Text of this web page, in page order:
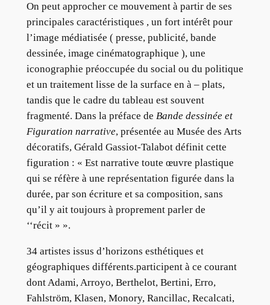
On peut approcher ce mouvement à partir de ses
principales caractéristiques , un fort intérêt pour
l’image médiatisée ( presse, publicité, bande
dessinée, image cinématographique ), une
iconographie préoccupée du social ou du politique
et un traitement lisse de la surface en à – plats,
tandis que le cadre du tableau est souvent
fragmenté. Dans la préface de Bande dessinée et
Figuration narrative, présentée au Musée des Arts
décoratifs, Gérald Gassiot-Talabot définit cette
figuration : « Est narrative toute œuvre plastique
qui se réfère à une représentation figurée dans la
durée, par son écriture et sa composition, sans
qu’il y ait toujours à proprement parler de
‘‘récit » ».
34 artistes issus d’horizons esthétiques et
géographiques différents.participent à ce courant
dont Adami, Arroyo, Berthelot, Bertini, Erro,
Fahlström, Klasen, Monory, Rancillac, Recalcati,